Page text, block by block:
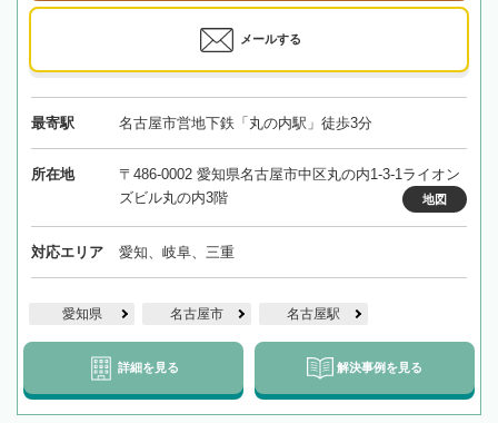
メールする
最寄駅 名古屋市営地下鉄「丸の内駅」徒歩3分
所在地
〒486-0002 愛知県名古屋市中区丸の内1-3-1ライオン
ズビル丸の内3階
地図
対応エリア 愛知、岐阜、三重
愛知県 名古屋市 名古屋駅
詳細を見る 解決事例を見る